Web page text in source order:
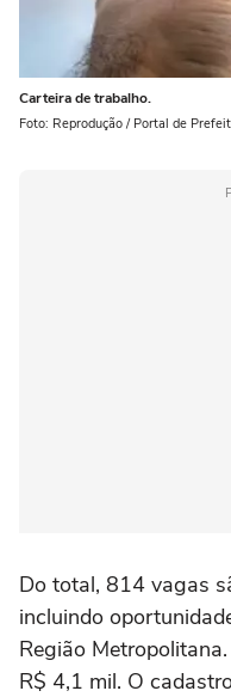
Carteira de trabalho.
Foto: Reprodução / Portal de
Do total, 814 vagas
incluindo
Região
R$ 4,1 mil. O